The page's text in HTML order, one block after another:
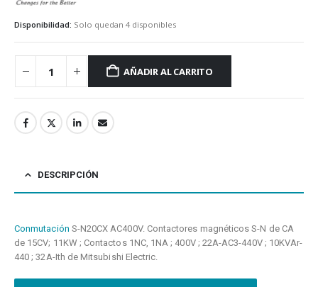
Disponibilidad: Solo quedan 4 disponibles
AÑADIR AL CARRITO
DESCRIPCIÓN
Conmutación S-N20CX AC400V. Contactores magnéticos S-N de CA
de 15CV; 11KW ; Contactos 1NC, 1NA ; 400V ; 22A-AC3-440V ; 10KVAr-
440 ; 32A-Ith de Mitsubishi Electric.